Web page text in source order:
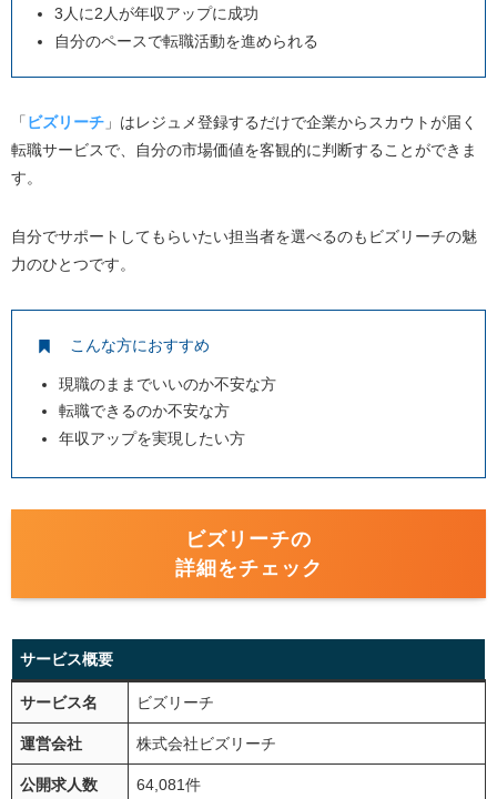
3人に2人が年収アップに成功
自分のペースで転職活動を進められる
「 ビズリーチ」はレジュメ登録するだけで企業からスカウトが届く
転職サービスで、自分の市場価値を客観的に判断することができま
す。
自分でサポートしてもらいたい担当者を選べるのもビズリーチの魅
力のひとつです。
こんな方におすすめ
現職のままでいいのか不安な方
転職できるのか不安な方
年収アップを実現したい方
ビズリーチの
詳細をチェック
サービス概要
サービス名 ビズリーチ
運営会社 株式会社ビズリーチ
公開求人数 64,081件